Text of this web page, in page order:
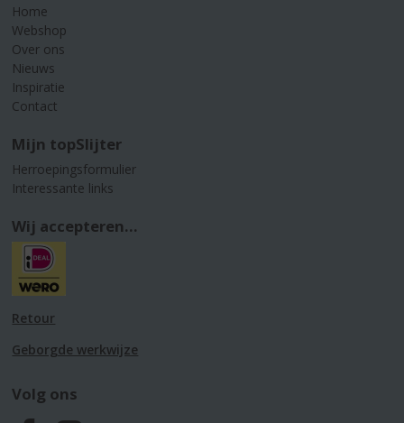
Home
Webshop
Over ons
Nieuws
Inspiratie
Contact
Mijn topSlijter
Herroepingsformulier
Interessante links
Wij accepteren...
Retour
Geborgde werkwijze
Volg ons